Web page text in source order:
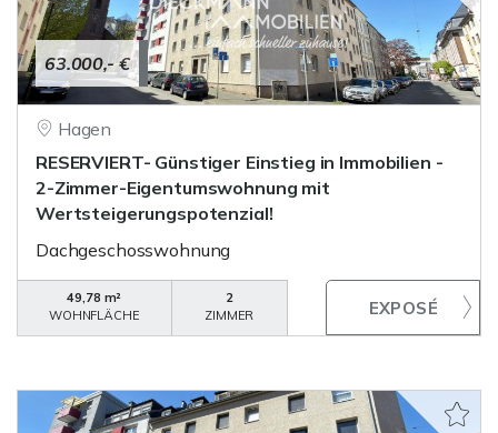
63.000,- €
Hagen
RESERVIERT- Günstiger Einstieg in Immobilien -
2-Zimmer-Eigentumswohnung mit
Wertsteigerungspotenzial!
Dachgeschosswohnung
49,78 m²
WOHNFLÄCHE
2
ZIMMER